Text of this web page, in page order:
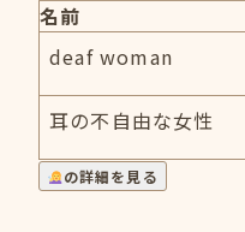
名前
deaf woman
耳の不自由な女性
の詳細を見る